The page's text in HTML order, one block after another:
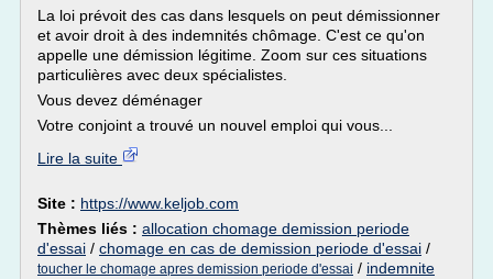
La loi prévoit des cas dans lesquels on peut démissionner
et avoir droit à des indemnités chômage. C'est ce qu'on
appelle une démission légitime. Zoom sur ces situations
particulières avec deux spécialistes.
Vous devez déménager
Votre conjoint a trouvé un nouvel emploi qui vous...
Lire la suite
Site : https://www.keljob.com
Thèmes liés : allocation chomage demission periode
d'essai / chomage en cas de demission periode d'essai /
toucher le chomage apres demission periode d'essai / indemnite